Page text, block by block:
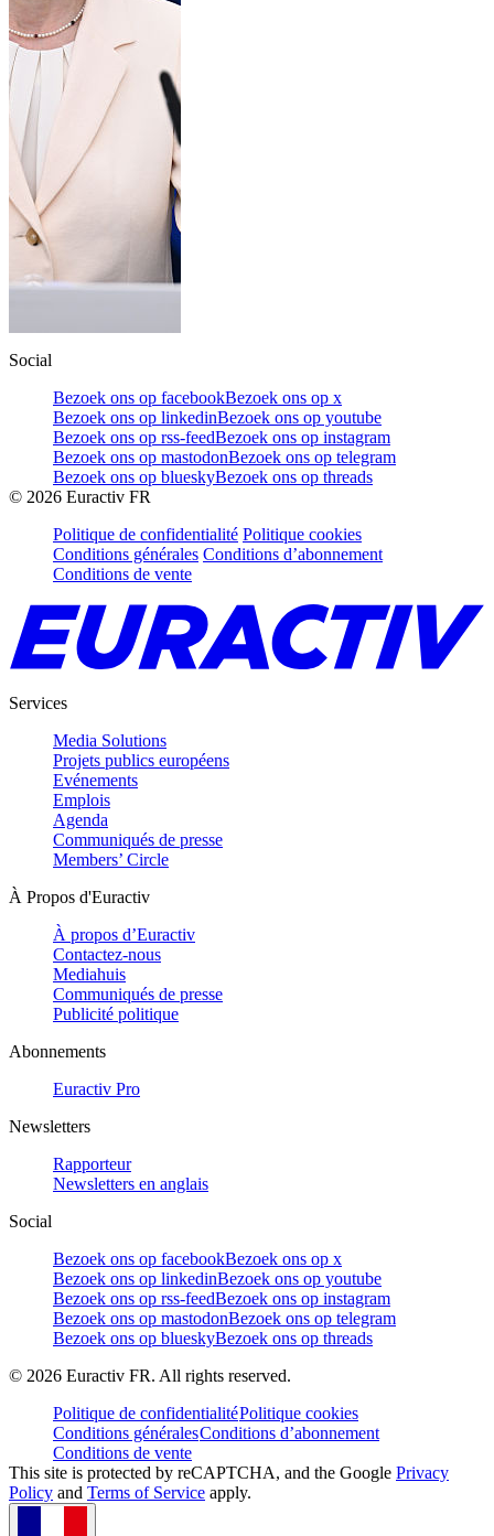
Social
Bezoek ons op facebookBezoek ons op x
Bezoek ons op linkedinBezoek ons op youtube
Bezoek ons op rss-feedBezoek ons op instagram
Bezoek ons op mastodonBezoek ons op telegram
Bezoek ons op blueskyBezoek ons op threads
© 2026 Euractiv FR
Politique de confidentialité Politique cookies
Conditions générales Conditions d’abonnement
Conditions de vente
Services
Media Solutions
Projets publics européens
Evénements
Emplois
Agenda
Communiqués de presse
Members’ Circle
À Propos d'Euractiv
À propos d’Euractiv
Contactez-nous
Mediahuis
Communiqués de presse
Publicité politique
Abonnements
Euractiv Pro
Newsletters
Rapporteur
Newsletters en anglais
Social
Bezoek ons op facebookBezoek ons op x
Bezoek ons op linkedinBezoek ons op youtube
Bezoek ons op rss-feedBezoek ons op instagram
Bezoek ons op mastodonBezoek ons op telegram
Bezoek ons op blueskyBezoek ons op threads
© 2026 Euractiv FR. All rights reserved.
Politique de confidentialitéPolitique cookies
Conditions généralesConditions d’abonnement
Conditions de vente
This site is protected by reCAPTCHA, and the Google Privacy
Policy and Terms of Service apply.